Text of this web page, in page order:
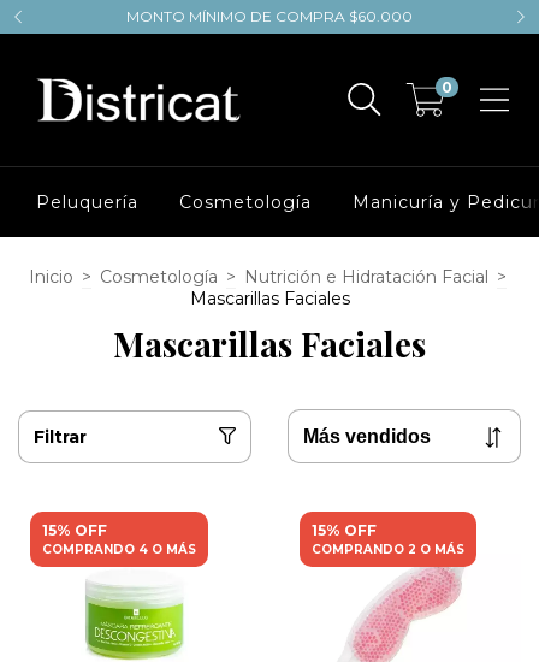
MONTO MÍNIMO DE COMPRA $60.000
0
Peluquería Cosmetología Manicuría y
Inicio > Cosmetología > Nutrición e Hidratación Facial >
Mascarillas Faciales
Mascarillas Faciales
Filtrar
15% OFF
COMPRANDO 4 O MÁS
15% OFF
COMPRANDO 2 O MÁS